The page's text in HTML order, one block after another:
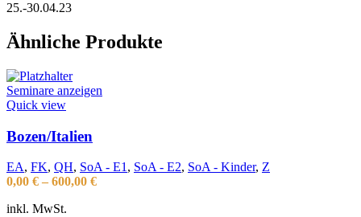
25.-30.04.23
Ähnliche Produkte
Seminare anzeigen
Quick view
Bozen/Italien
EA, FK, QH, SoA - E1, SoA - E2, SoA - Kinder, Z
0,00 € – 600,00 €
inkl. MwSt.